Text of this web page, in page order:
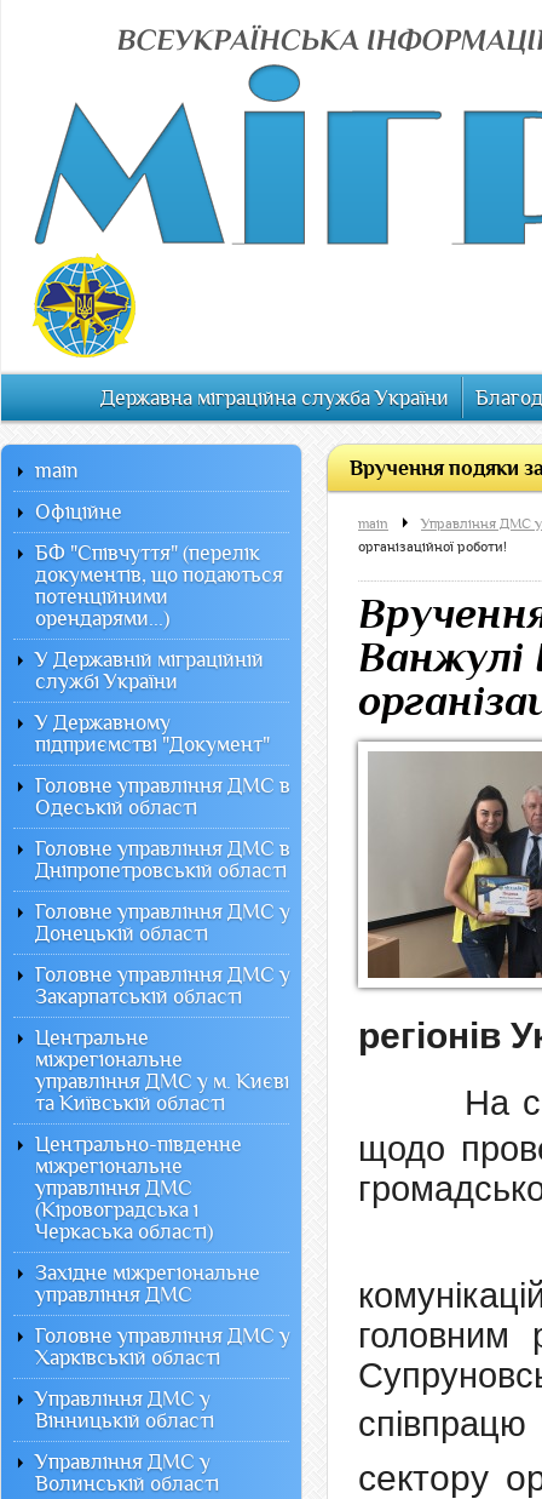
Державна міграційна служба України
Вручення подяки
main
Управління ДМС у
організаційної роботи!
Ванжулі
регіонів
На
щодо
головним
сектору
main
Офiцiйне
БФ "Співчуття" (перелік
документів, що подаються
потенційними
орендарями...)
У Державній міграційній
службі України
У Державному
підприємстві "Документ"
Головне управління ДМС в
Одеській області
Головне управління ДМС в
Дніпропетровській області
Головне управління ДМС у
Донецькій області
Головне управління ДМС у
Закарпатській області
Центральне
міжрегіональне
управління ДМС у м. Києві
та Київській області
Центрально-південне
міжрегіональне
управління ДМС
(Кіровоградська і
Черкаська області)
Західне міжрегіональне
управління ДМС
Головне управління ДМС у
Харківській області
Управління ДМС у
Вінницькій області
Управління ДМС у
Волинській області